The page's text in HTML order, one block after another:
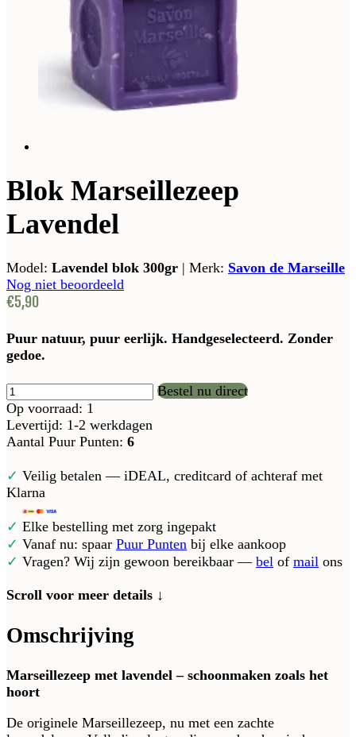
Blok Marseillezeep
Lavendel
Model: Lavendel blok 300gr | Merk: Savon de Marseille
Nog niet beoordeeld
€5,90
Puur natuur, puur eerlijk. Handgeselecteerd. Zonder
gedoe.
Bestel nu direct
Op voorraad: 1
Levertijd: 1-2 werkdagen
Aantal Puur Punten: 6
✓ Veilig betalen — iDEAL, creditcard of achteraf met
Klarna
✓ Elke bestelling met zorg ingepakt
✓ Vanaf nu: spaar Puur Punten bij elke aankoop
✓ Vragen? Wij zijn gewoon bereikbaar — bel of mail ons
Scroll voor meer details ↓
Omschrijving
Marseillezeep met lavendel – schoonmaken zoals het
hoort
De originele Marseillezeep, nu met een zachte